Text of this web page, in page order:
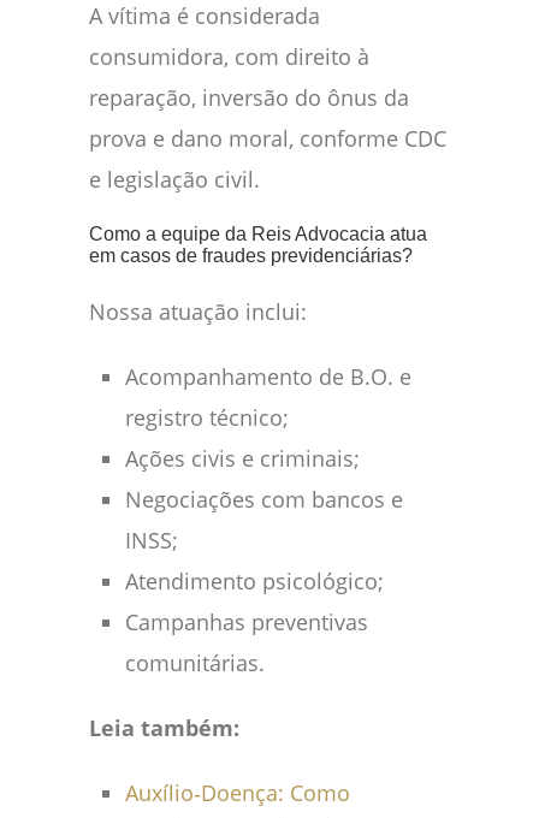
A vítima é considerada
consumidora, com direito à
reparação, inversão do ônus da
prova e dano moral, conforme CDC
e legislação civil.
Como a equipe da Reis Advocacia atua
em casos de fraudes previdenciárias?
Nossa atuação inclui:
Acompanhamento de B.O. e
registro técnico;
Ações civis e criminais;
Negociações com bancos e
INSS;
Atendimento psicológico;
Campanhas preventivas
comunitárias.
Leia também:
Auxílio‑Doença: Como